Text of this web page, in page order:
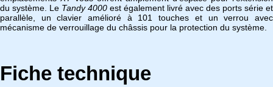
du système. Le Tandy 4000 est également livré avec des ports série et
parallèle, un clavier amélioré à 101 touches et un verrou avec
mécanisme de verrouillage du châssis pour la protection du système.
Fiche technique